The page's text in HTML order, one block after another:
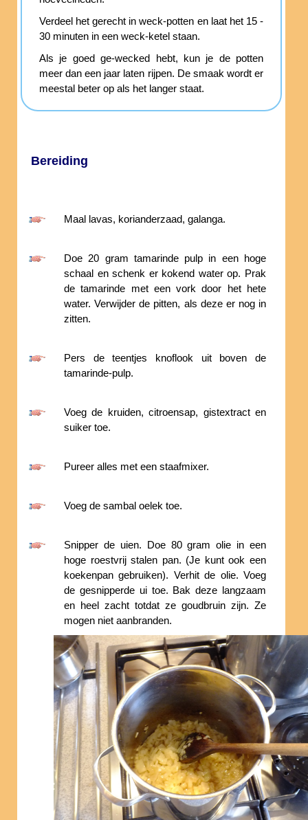
Verdeel het gerecht in weck-potten en laat het 15 -
30 minuten in een weck-ketel staan.
Als je goed ge-wecked hebt, kun je de potten
meer dan een jaar laten rijpen. De smaak wordt er
meestal beter op als het langer staat.
Bereiding
Maal lavas, korianderzaad, galanga.
Doe 20 gram tamarinde pulp in een hoge
schaal en schenk er kokend water op. Prak
de tamarinde met een vork door het hete
water. Verwijder de pitten, als deze er nog in
zitten.
Pers de teentjes knoflook uit boven de
tamarinde-pulp.
Voeg de kruiden, citroensap, gistextract en
suiker toe.
Pureer alles met een staafmixer.
Voeg de sambal oelek toe.
Snipper de uien. Doe 80 gram olie in een
hoge roestvrij stalen pan. (Je kunt ook een
koekenpan gebruiken). Verhit de olie. Voeg
de gesnipperde ui toe. Bak deze langzaam
en heel zacht totdat ze goudbruin zijn. Ze
mogen niet aanbranden.